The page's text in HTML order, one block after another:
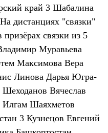
край 3 Шабалина
дистанциях "связки"
связки из 5
Муравьева
Максимова Вера
Линова Дарья Югра-
Вячеслав
Илгам Шаяхметов
3 Кузнецов Евгений